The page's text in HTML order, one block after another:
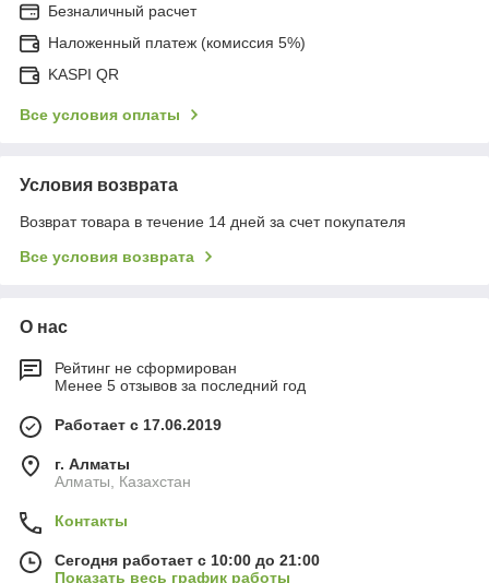
Безналичный расчет
Наложенный платеж (комиссия 5%)
KASPI QR
Все условия оплаты
Условия возврата
Возврат товара в течение 14 дней за счет покупателя
Все условия возврата
О нас
Рейтинг не сформирован
Менее 5 отзывов за последний год
Работает с 17.06.2019
г. Алматы
Алматы, Казахстан
Контакты
Сегодня работает с 10:00 до 21:00
Показать весь график работы